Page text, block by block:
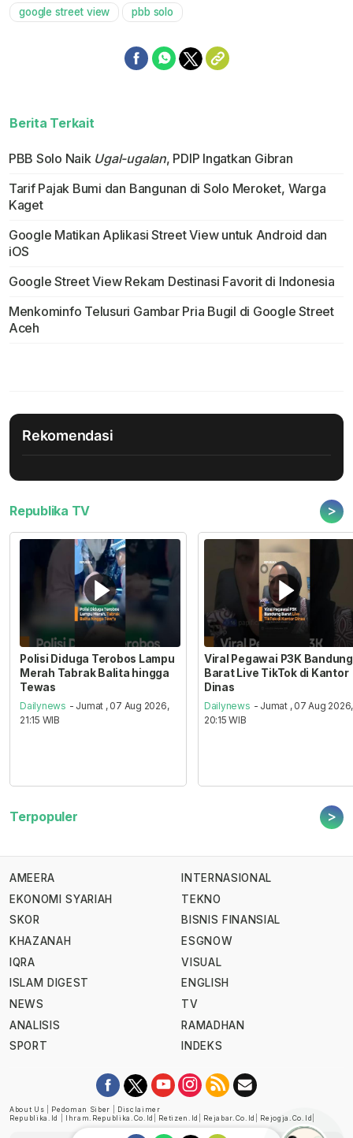
google street view pbb solo
Berita Terkait
PBB Solo Naik Ugal-ugalan, PDIP Ingatkan Gibran
Tarif Pajak Bumi dan Bangunan di Solo Meroket, Warga
Kaget
Google Matikan Aplikasi Street View untuk Android dan
iOS
Google Street View Rekam Destinasi Favorit di Indonesia
Menkominfo Telusuri Gambar Pria Bugil di Google Street
Aceh
Rekomendasi
Republika TV >
Polisi Diduga Terobos Lampu
Merah Tabrak Balita hingga
Tewas
Dailynews - Jumat , 07 Aug 2026,
21:15 WIB
Viral Pegawai P3K Bandung
Barat Live TikTok di Kantor
Dinas
Dailynews - Jumat , 07 Aug 2026,
20:15 WIB
Terpopuler >
AMEERA
EKONOMI SYARIAH
SKOR
KHAZANAH
IQRA
ISLAM DIGEST
NEWS
ANALISIS
SPORT
INTERNASIONAL
TEKNO
BISNIS FINANSIAL
ESGNOW
VISUAL
ENGLISH
TV
RAMADHAN
INDEKS
About Us Pedoman Siber
Disclaimer
Republika.id
Ihram.republika.co.id Retizen.id Rejabar.co.id Rejogja.co.id